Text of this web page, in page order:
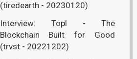
(tiredearth - 20230120)
Interview: Topl - The
Blockchain Built for Good
(trvst - 20221202)